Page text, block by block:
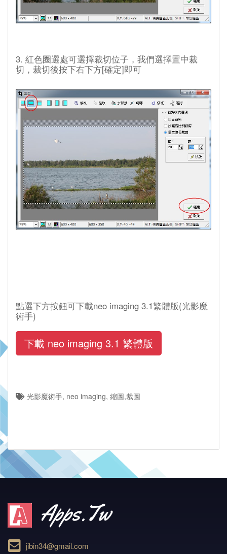
3. 紅色圈選處可選擇裁切位子，我們選擇置中裁
切，裁切後按下右下方[確定]即可
點選下方按鈕可下載neo imaging 3.1繁體版(光影魔
術手)
下載 neo imaging 3.1 繁體版
光影魔術手, neo imaging, 縮圖,裁圖
jibin34@gmail.com